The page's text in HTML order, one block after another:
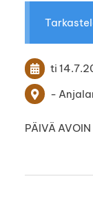
ti
-
PÄIVÄ AVOIN